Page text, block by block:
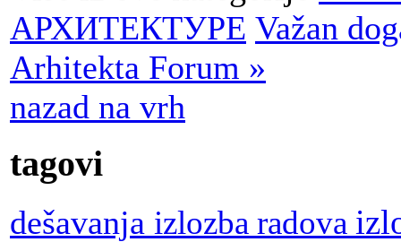
АРХИТЕКТУРЕ Važan
Arhitekta Forum »
nazad na vrh
tagovi
dešavanja izlozba radova